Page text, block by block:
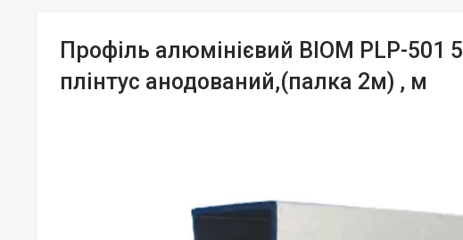
Профіль алюмінієвий BIOM PLP-501
плінтус анодований,(палка 2м) , м